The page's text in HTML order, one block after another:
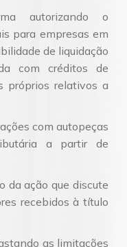
autorizando o
para empresas em
de liquidação
com créditos de
próprios relativos a
com autopeças
a partir de
da ação que discute
recebidos à título
as limitações